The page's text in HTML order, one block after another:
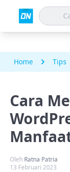
Home Tips
Cara
Oleh Ratna Patria
13 Februari 2023